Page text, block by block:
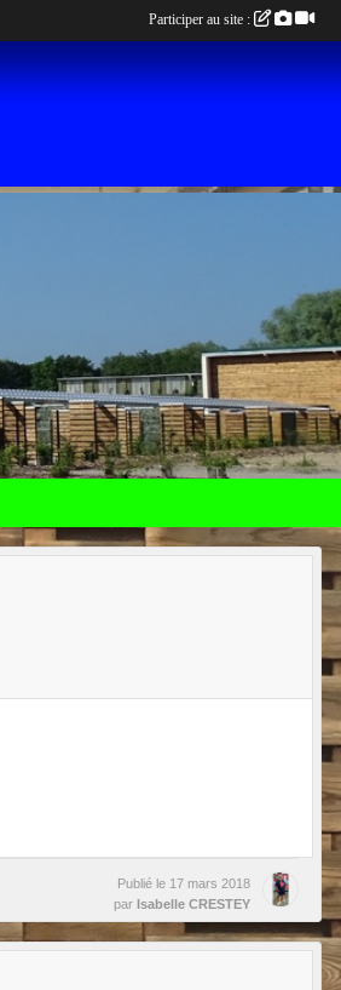
Publié le 17 mars 2018
par Isabelle CRESTEY
Participer au site :